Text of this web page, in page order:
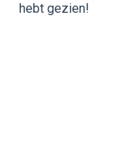
hebt gezien!